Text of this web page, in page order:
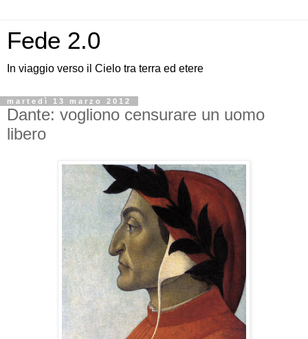
Fede 2.0
In viaggio verso il Cielo tra terra ed etere
martedì 13 marzo 2012
Dante: vogliono censurare un uomo
libero